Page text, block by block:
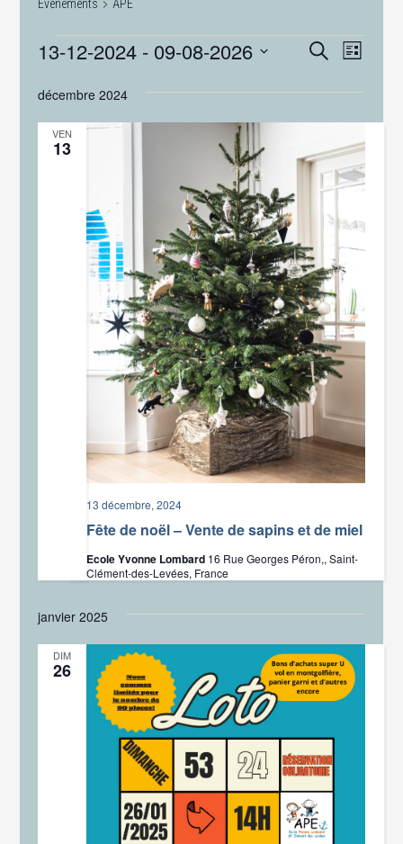
Évènements APE
ÉVÈNEMENTS
VUES
RECHERCHE
vues
LISTE
13-12-2024 - 09-08-2026
une
date.
décembre 2024
VEN
13
Fête de noël – Vente de sapins et de miel
13 décembre, 2024
Ecole Yvonne Lombard 16 Rue Georges Péron,, Saint-
Clément-des-Levées, France
janvier 2025
DIM
26